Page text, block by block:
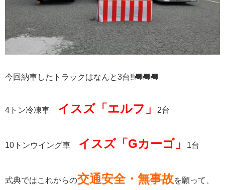
今回納車したトラックはなんと3台‼🚚🚚🚚
4 トン冷凍車 イスズ「エルフ」 2台
10 トンウイング車 イスズ「Gカーゴ」 1台
式典ではこれからの交通安全・無事故を願って、